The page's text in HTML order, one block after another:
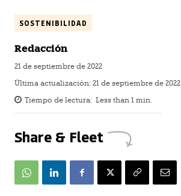
SOSTENIBILIDAD
Redacción
21 de septiembre de 2022
Última actualización: 21 de septiembre de 2022
Tiempo de lectura: Less than 1 min.
Share & Fleet